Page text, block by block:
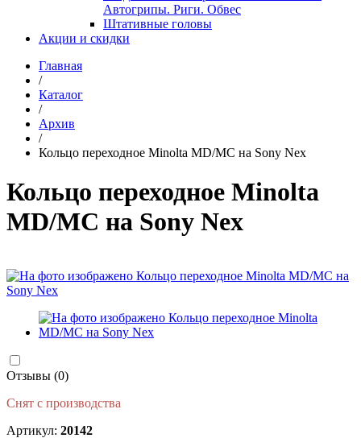
Автогрипы. Риги. Обвес
Штативные головы
Акции и скидки
Главная
/
Каталог
/
Архив
/
Кольцо переходное Minolta MD/MC на Sony Nex
Кольцо переходное Minolta
MD/MC на Sony Nex
Отзывы (0)
Снят с производства
Артикул: 20142